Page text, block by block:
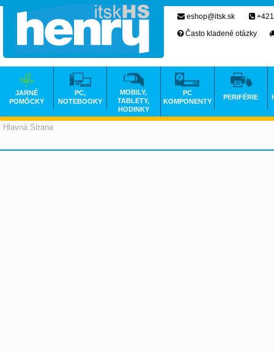
Hlavná Strana
eshop@itsk.sk
Často kladené otázky
JARNÉ
POMÔCKY
PC,
NOTEBOOKY
MOBILY,
TABLETY,
HODINKY
PC
KOMPONENTY
PERIFÉRIE